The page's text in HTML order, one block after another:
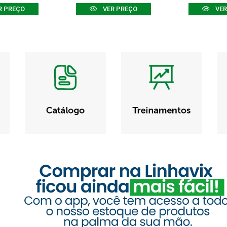
PREÇO VER PREÇO